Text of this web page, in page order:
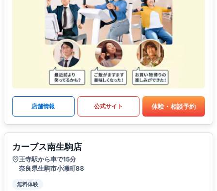
店舗情報 公式サイト 体験・相談予約
カーブス南生駒店
王寺駅から車で15分
奈良県生駒市小瀬町88
無料体験